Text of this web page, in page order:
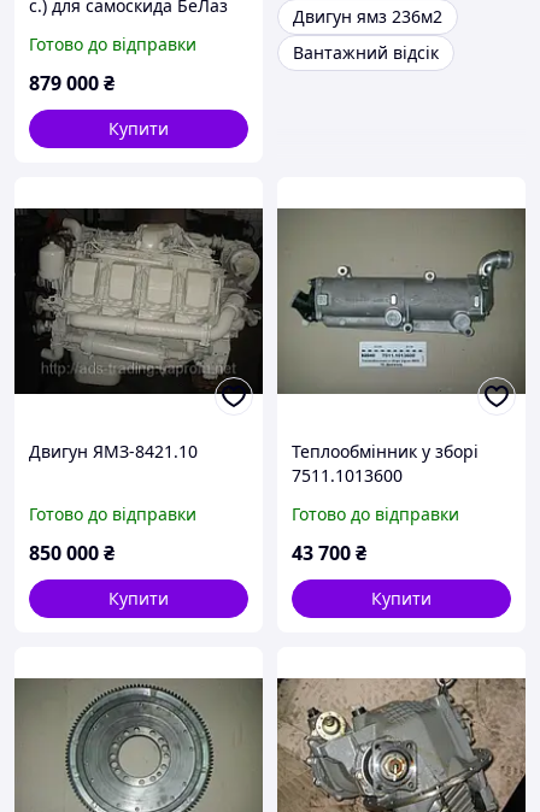
с.) для самоскида БеЛаз
Готово до відправки
879 000₴
Купити
Двигун ямз 236м2
Вантажний відсік
Двигун ЯМЗ-8421.10
Готово до відправки
850 000₴
Купити
Теплообмінник у зборі
7511.1013600
Готово до відправки
43 700₴
Купити